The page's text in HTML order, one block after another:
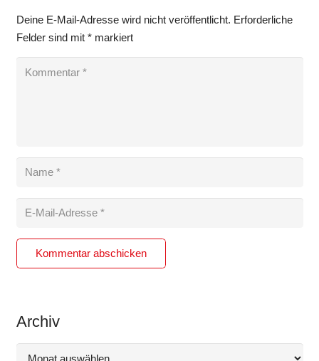
Deine E-Mail-Adresse wird nicht veröffentlicht. Erforderliche
Felder sind mit *markiert
Kommentar abschicken
Archiv